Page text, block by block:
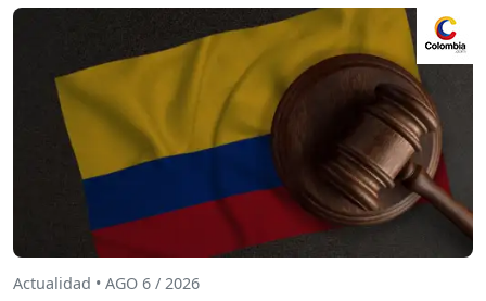
Actualidad • AGO 6 / 2026